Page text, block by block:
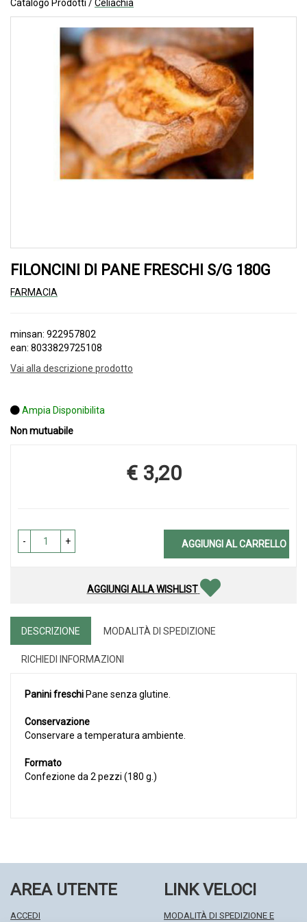
Catalogo Prodotti /Celiachia
FILONCINI DI PANE FRESCHI S/G 180G
FARMACIA
minsan: 922957802
ean: 8033829725108
Vai alla descrizione prodotto
Ampia Disponibilita
Non mutuabile
Prezzo
€ 3,20
- + AGGIUNGI AL CARRELLO
AGGIUNGI ALLA WISHLIST
DESCRIZIONE MODALITÀ DI SPEDIZIONE
RICHIEDI INFORMAZIONI
Panini freschi Pane senza glutine.
Conservazione
Conservare a temperatura ambiente.
Formato
Confezione da 2 pezzi (180 g.)
AREA UTENTE
ACCEDI
LINK VELOCI
MODALITÀ DI SPEDIZIONE E